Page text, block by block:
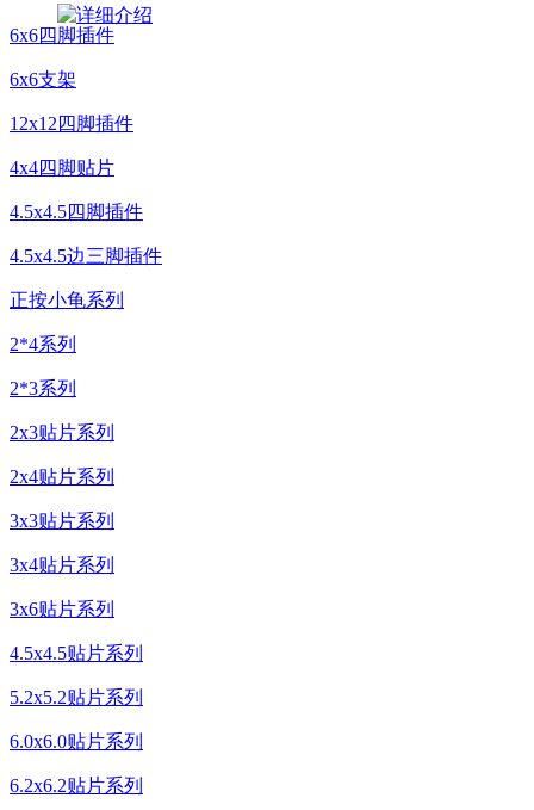
6x6四脚插件
6x6支架
12x12四脚插件
4x4四脚贴片
4.5x4.5四脚插件
4.5x4.5边三脚插件
正按小龟系列
2*4系列
2*3系列
2x3贴片系列
2x4贴片系列
3x3贴片系列
3x4贴片系列
3x6贴片系列
4.5x4.5贴片系列
5.2x5.2贴片系列
6.0x6.0贴片系列
6.2x6.2贴片系列